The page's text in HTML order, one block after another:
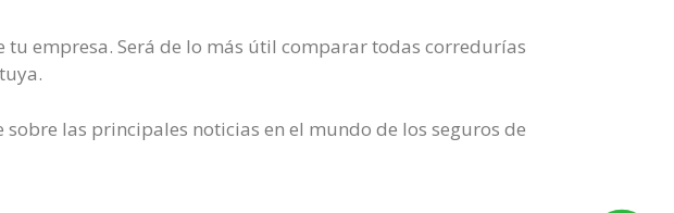
empresa. Será de lo más útil comparar todas corredurías
las principales noticias en el mundo de los seguros de